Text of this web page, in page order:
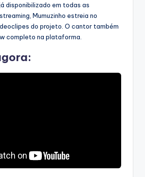
disponibilizado em todas as
Mumuzinho estreia no
do projeto. O cantor também
completo na plataforma.